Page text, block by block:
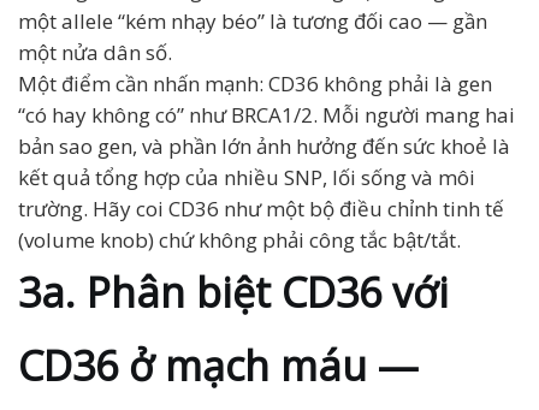
một allele “kém nhạy béo” là tương đối cao — gần
một nửa dân số.
Một điểm cần nhấn mạnh: CD36 không phải là gen
“có hay không có” như BRCA1/2. Mỗi người mang hai
bản sao gen, và phần lớn ảnh hưởng đến sức khoẻ là
kết quả tổng hợp của nhiều SNP, lối sống và môi
trường. Hãy coi CD36 như một bộ điều chỉnh tinh tế
(volume knob) chứ không phải công tắc bật/tắt.
3a. Phân biệt CD36 với
CD36 ở mạch máu —